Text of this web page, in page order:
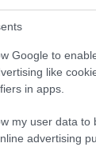
Google to
like
in apps.
my user data to
advertising
Rédling
nemcsak
fel e
utalva egy-két